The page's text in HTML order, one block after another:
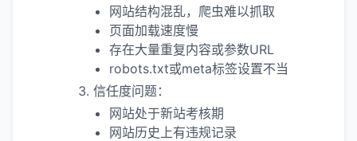
网站结构混乱，爬虫难以抓取
页面加载速度慢
存在大量重复内容或参数URL
robots.txt或meta标签设置不当
信任度问题：
网站处于新站考核期
网站历史上有违规记录